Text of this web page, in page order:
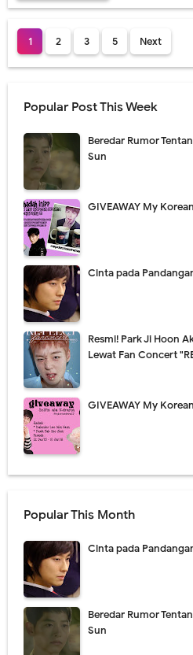
1 2 3 5 Next
Popular Post This Week
Beredar Rumor
Sun
GIVEAWAY My
Cinta pada
Resmi! Park Ji Hoon
Lewat Fan Concert
GIVEAWAY My
Popular This Month
Cinta pada
Beredar Rumor
Sun